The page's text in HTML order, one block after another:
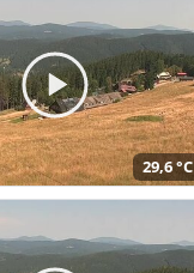
29,6 °C